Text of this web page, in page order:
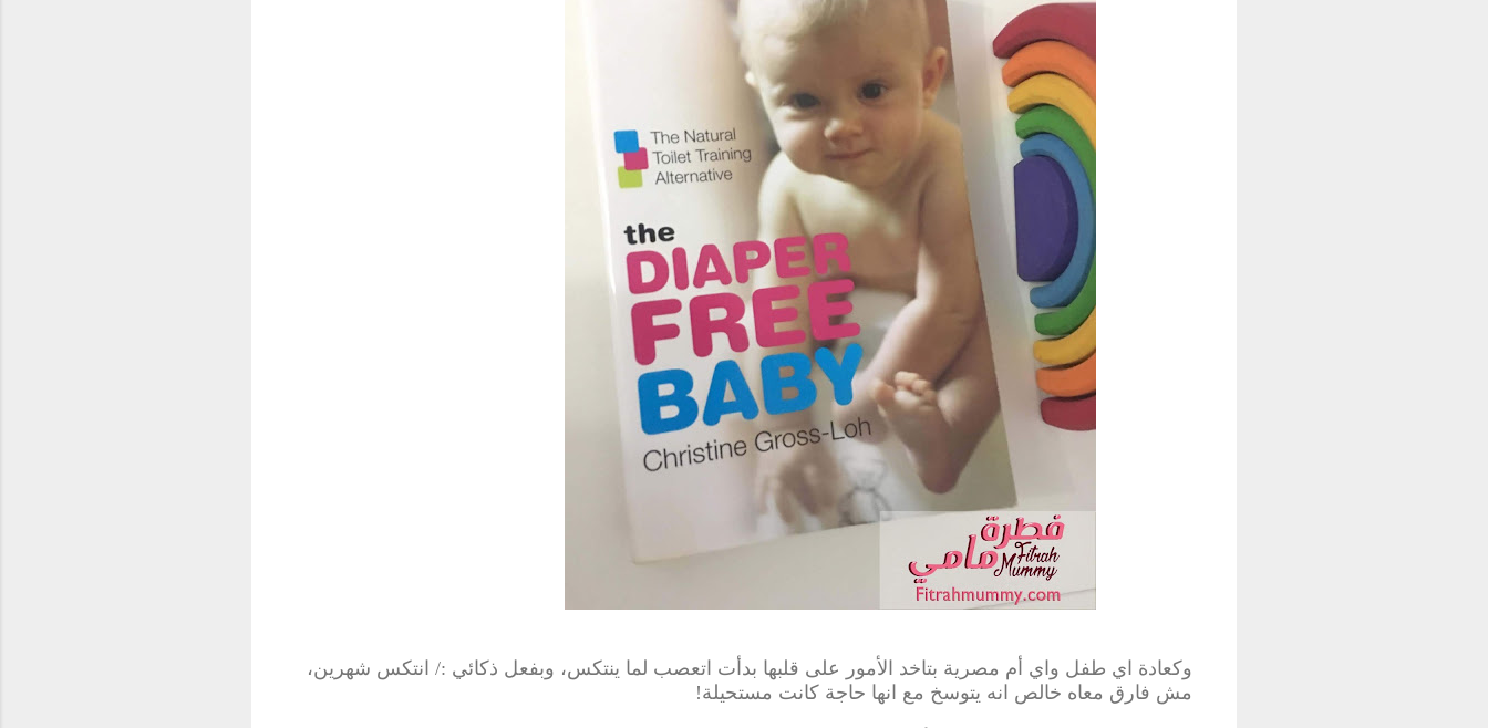
وكعادة اي طفل واي أم مصرية بتاخد الأمور على قلبها بدأت اتعصب لما ينتكس، وبفعل ذكائي :/ انتكس شهرين،
مش فارق معاه خالص انه يتوسخ مع انها حاجة كانت مستحيلة!